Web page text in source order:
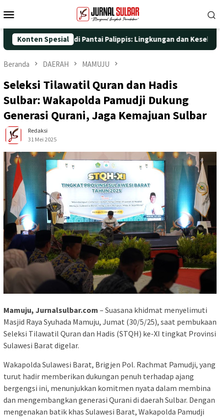
ke
Mobile
Konten Spesial
Aksi Nyata di Pantai Palippis: Lingkungan dan Kesehatan Jadi
Beranda DAERAH MAMUJU
Seleksi Tilawatil Quran dan Hadis
Sulbar: Wakapolda Pamudji Dukung
Generasi Qurani, Jaga Kemajuan Sulbar
Redaksi
31 Mei 2025
Mamuju, Jurnalsulbar.com – Suasana khidmat menyelimuti
Masjid Raya Syuhada Mamuju, Jumat (30/5/25), saat pembukaan
Seleksi Tilawatil Quran dan Hadis (STQH) ke-XI tingkat Provinsi
Sulawesi Barat digelar.
Wakapolda Sulawesi Barat, Brigjen Pol. Rachmat Pamudji, yang
turut hadir memberikan dukungan penuh terhadap ajang
bergengsi ini, menunjukkan komitmen nyata dalam membina
dan mengembangkan generasi Qurani di daerah Sulbar. Dengan
mengenakan batik khas Sulawesi Barat, Wakapolda Pamudji